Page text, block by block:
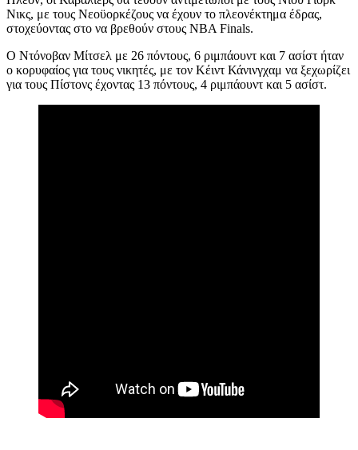
Νικς, με τους Νεοϋορκέζους να έχουν το πλεονέκτημα έδρας,
στοχεύοντας στο να βρεθούν στους NBA Finals.
O Nτόνοβαν Μίτσελ με 26 πόντους, 6 ριμπάουντ και 7 ασίστ ήταν
ο κορυφαίος για τους νικητές, με τον Κέιντ Κάνινγχαμ να ξεχωρίζει
για τους Πίστονς έχοντας 13 πόντους, 4 ριμπάουντ και 5 ασίστ.